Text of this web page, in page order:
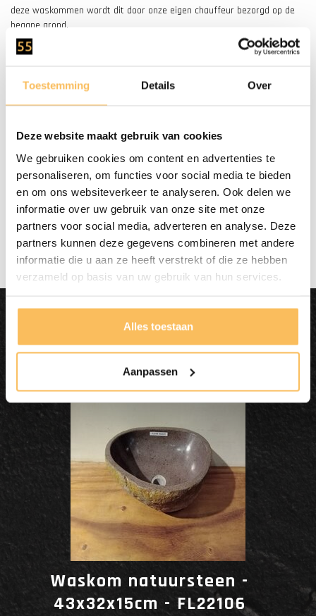
Toestemming Details Over
Deze website maakt gebruik van cookies
We gebruiken cookies om content en advertenties te
personaliseren, om functies voor social media te bieden
en om ons websiteverkeer te analyseren. Ook delen we
informatie over uw gebruik van onze site met onze
partners voor social media, adverteren en analyse. Deze
partners kunnen deze gegevens combineren met andere
informatie die u aan ze heeft verstrekt of die ze hebben
verzameld op basis van uw gebruik van hun services.
Alles toestaan
Aanpassen
deze waskommen wordt dit door onze eigen chauffeur bezorgd op de
begane grond.
Nog vragen of hulp nodig?
onze medewerkers via de chat rechts onderin. Of bel ons op (+31) 55
5400998.
Gratis bezorgd
vanaf €500.-
Dit wordt'n
Enjoy
Waskom natuursteen -
43x32x15cm - FL22106